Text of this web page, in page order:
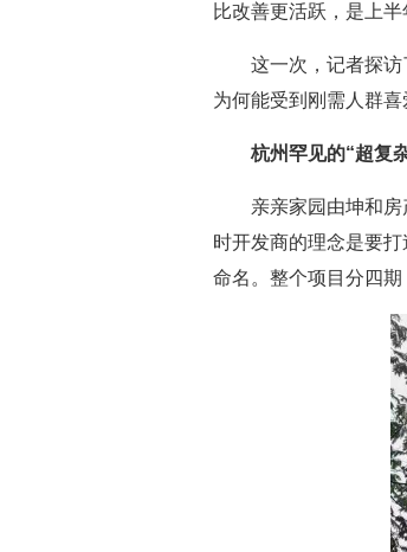
比改善更活跃，是上半
这一次，记者探
为何能受到刚需人群喜
杭州罕见的“超复
亲亲家园由坤和
时开发商的理念是要打
命名。整个项目分四